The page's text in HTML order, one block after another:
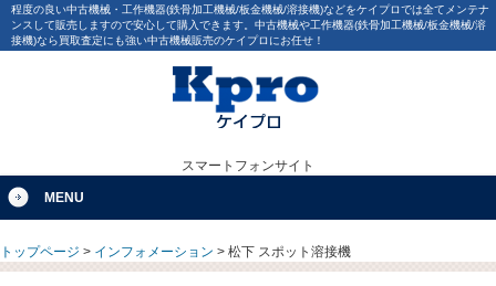
程度の良い中古機械・工作機器(鉄骨加工機械/板金機械/溶接機)などをケイプロでは全てメンテナ
ンスして販売しますので安心して購入できます。中古機械や工作機器(鉄骨加工機械/板金機械/溶
接機)なら買取査定にも強い中古機械販売のケイプロにお任せ！
スマートフォンサイト
MENU
トップページ > インフォメーション > 松下 スポット溶接機